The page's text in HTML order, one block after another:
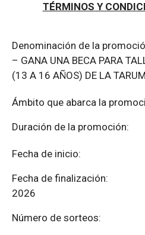
TÉRMINOS Y
Denominación de la
– GANA UNA BECA PARA
(13 A 16 AÑOS) DE LA
Ámbito que abarca la
Duración de la
Fecha de inicio:
Fecha de finalización:
2026
Número de